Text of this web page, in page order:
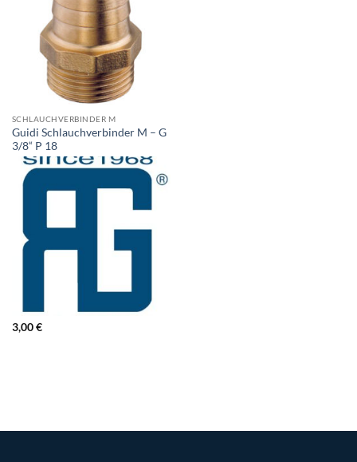
SCHLAUCHVERBINDER M
Guidi Schlauchverbinder M – G
3/8“ P 18
3,00€